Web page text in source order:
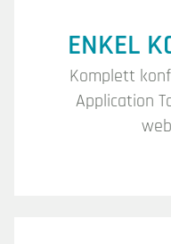
ENKEL
Komplett
Application